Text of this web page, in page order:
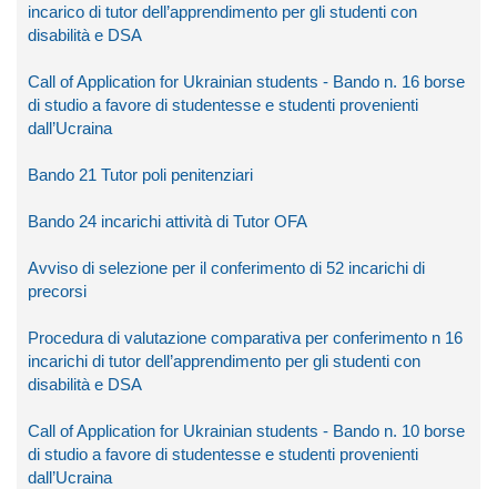
incarico di tutor dell’apprendimento per gli studenti con
disabilità e DSA
Call of Application for Ukrainian students - Bando n. 16 borse
di studio a favore di studentesse e studenti provenienti
dall’Ucraina
Bando 21 Tutor poli penitenziari
Bando 24 incarichi attività di Tutor OFA
Avviso di selezione per il conferimento di 52 incarichi di
precorsi
Procedura di valutazione comparativa per conferimento n 16
incarichi di tutor dell’apprendimento per gli studenti con
disabilità e DSA
Call of Application for Ukrainian students - Bando n. 10 borse
di studio a favore di studentesse e studenti provenienti
dall’Ucraina